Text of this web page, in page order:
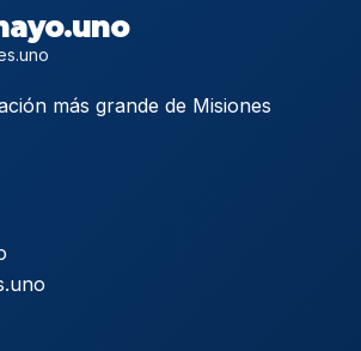
más grande de Misiones